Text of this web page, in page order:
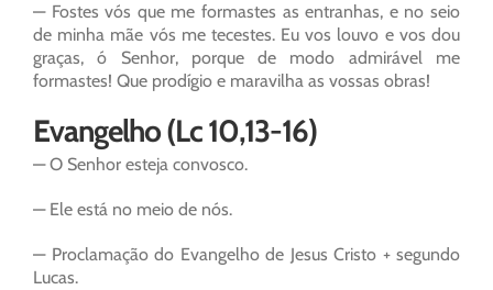
— Fostes vós que me formastes as entranhas, e no seio
de minha mãe vós me tecestes. Eu vos louvo e vos dou
graças, ó Senhor, porque de modo admirável me
formastes! Que prodígio e maravilha as vossas obras!
Evangelho (Lc 10,13-16)
— O Senhor esteja convosco.
— Ele está no meio de nós.
— Proclamação do Evangelho de Jesus Cristo + segundo
Lucas.